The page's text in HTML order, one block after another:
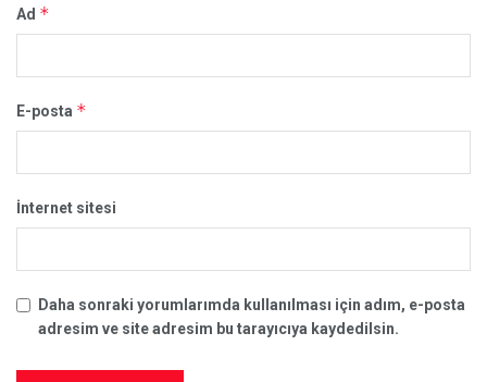
Ad *
E-posta *
İnternet sitesi
Daha sonraki yorumlarımda kullanılması için adım, e-posta
adresim ve site adresim bu tarayıcıya kaydedilsin.